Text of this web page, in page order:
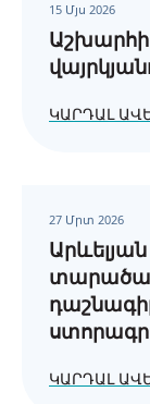
15 Մյս 2026
Աշխարհի
ԿԱՐԴԱԼ
27 Մրտ 2026
ԿԱՐԴԱԼ